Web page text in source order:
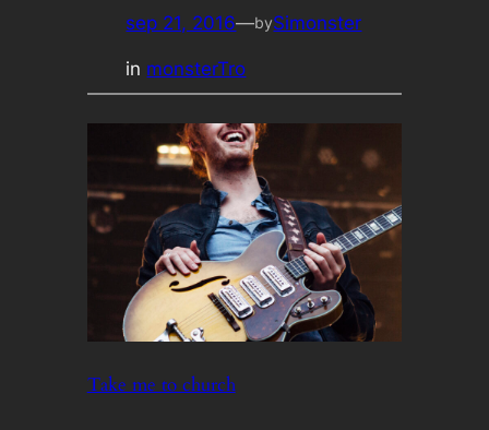
sep 21, 2016—bySimonster
in monsterTro
Take me to church